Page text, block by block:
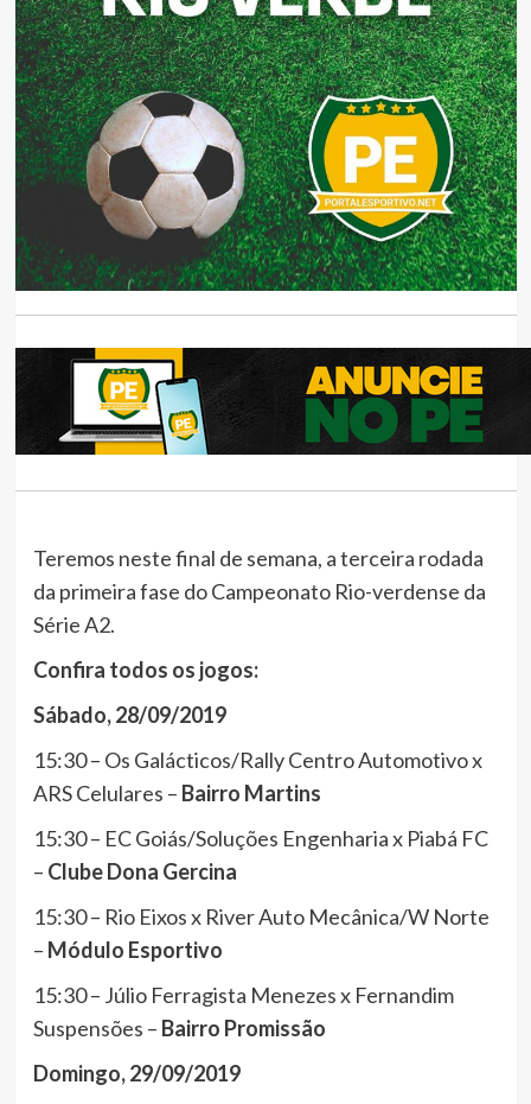
Teremos neste final de semana, a terceira rodada
da primeira fase do Campeonato Rio-verdense da
Série A2.
Confira todos os jogos:
Sábado, 28/09/2019
15:30 – Os Galácticos/Rally Centro Automotivo x
ARS Celulares – Bairro Martins
15:30 – EC Goiás/Soluções Engenharia x Piabá FC
– Clube Dona Gercina
15:30 – Rio Eixos x River Auto Mecânica/W Norte
– Módulo Esportivo
15:30 – Júlio Ferragista Menezes x Fernandim
Suspensões – Bairro Promissão
Domingo, 29/09/2019